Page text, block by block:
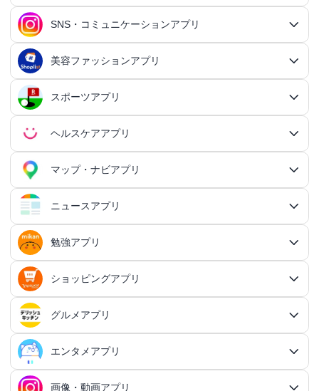
シミュレーションRPGアプリ
ダンジョンRPGアプリ
MMORPGアプリ
放置系RPGアプリ
美少女RPGアプリ
カードRPGアプリ
クイズRPGアプリ
カジュアルRPGアプリ
3Dアクションアプリ
アクションRPGアプリ
シューティングゲームアプリ
MOBAアプリ
ステルスゲームアプリ
シミュレーションアプリ総合
育成シミュレーションアプリ
戦略シミュレーションアプリ
箱庭シミュレーションアプリ
恋愛シミュレーションアプリ
メタバース体験シミュレーションゲームアプリ
対戦・協力ゲームアプリ
対戦・協力ゲームアプリ総合
オンライン対戦アプリ
協力・マルチプレイアプリ
シューティングゲームアプリ
シューティングゲームアプリ総合
FPSアプリ
オンラインシューティングアプリ
縦スクシューティングアプリ
横スクシューティングアプリ
スナイパーゲームアプリ
フライトシューティングアプリ
アドベンチャーゲームアプリ
アドベンチャーゲームアプリ総合
ミステリーアドベンチャーアプリ
ホラーアドベンチャーアプリ
サウンドノベルアプリ
サバイバルアドベンチャーアプリ
パズル・脳トレアプリ
パズル・脳トレアプリ総合
パズルゲームアプリ
脱出ゲームアプリ
脳トレゲームアプリ
推理ゲームアプリ
間違い探し・探し物ゲームアプリ
音楽ゲームアプリ
音楽ゲームアプリ総合
手持ち曲で遊ぶ音ゲーアプリ
ボカロ曲収録音ゲーアプリ
リズムタップゲームアプリ
オープンワールドアプリ
オープンワールドアプリ総合
3Dサンドボックスアプリ
カジュアルゲームアプリ
クレーンゲームアプリ
放置系ゲームアプリ
バカゲー・奇ゲーアプリ
萌え系カジュアルゲームアプリ
育成ゲームアプリ
育成ゲームアプリ総合
恋愛ゲームアプリ
恋愛ゲームアプリ総合
乙女系恋愛ゲームアプリ
男性向け恋愛ゲームアプリ
キャラゲーアプリ
ポケモンアプリ
ドラクエアプリ
スポーツゲームアプリ
スポーツゲームアプリ総合
野球ゲームアプリ
ふるさと納税アプリ
貯金アプリ
スマホ決済アプリ
投資アプリ
確定申告アプリ
ギャンブルの管理アプリ
交換日記アプリ
写真カレンダーアプリ
鍵付き日記アプリ
シンプルな日記アプリ
終活アプリ
行動記録アプリ
行動記録アプリ総合
習慣化アプリ
ポイ活アプリ
ポイ活アプリ総合
レシートポイ活アプリ
歩いてお金を稼ぐアプリ
登録でお金がもらえるアプリ
動画を見るだけで稼ぐアプリ
ポイ活ニュースアプリ
スケジューラ・時計アプリ
カレンダーアプリ
リマインダーアプリ
時計アプリ
タイマーアプリ
ライフログアプリ
持ち物管理アプリ
生理周期アプリ
体重管理アプリ
血圧記録アプリ
体温記録アプリ
趣味記録アプリ
家事アプリ総合
掃除アプリ
洗濯アプリ
家事分担アプリ
育児アプリ
育児アプリ総合
育児記録アプリ
知育アプリ
子育てSNSアプリ
授乳・離乳食の管理アプリ
防犯アプリ
防犯アプリ総合
防犯ブザーアプリ
防災アプリ
緊急地震速報アプリ
安否確認アプリ
防災マップアプリ
メモアプリ
メモアプリ総合
原稿用紙アプリ
手書きメモアプリ
電卓アプリ
電卓アプリ総合
時間計算機アプリ
単価計算アプリ
インテリアアプリ
知恵袋・雑学アプリ
タスク管理アプリ総合
個人タスク管理アプリ
タスク共有アプリ
プロジェクト管理アプリ
QRコードアプリ
QRコード作成アプリ
janコード検索アプリ
OCRアプリ
OCRアプリ総合
翻訳カメラアプリ
議事録アプリ
議事録アプリ総合
文字起こしアプリ
高音質ボイスレコーダーアプリ
顧客管理アプリ
ファイル管理アプリ総合
クラウド保存・共有アプリ
PDFアプリ
ファイルマネージャーアプリ
オフィスソフトアプリ
名刺管理アプリ総合
会計アプリ
会計アプリ総合
請求書アプリ
経費精算アプリ
小売・卸売支援ツールアプリ
在庫管理アプリ
レジアプリ
思考整理アプリ
マインドマップアプリ
マンダラチャートアプリ
ランダム単語アプリ
転職アプリ
転職アプリ総合
建築アプリ
建築アプリ総合
マッチングアプリ
マッチングアプリ総合
20代向けマッチングアプリ
30代向けマッチングアプリ
40代向けマッチングアプリ
60代・シニア向けマッチングアプリ
出会いアプリ
カップルアプリ
カップルアプリ総合
記念日アプリ
デートアプリ
デートスポットアプリ
恋愛診断アプリ
恋愛相談アプリ
女性の悩み解決アプリ
カスタマイズアプリ総合
IFTTTアプリ
オートクリッカーアプリ
ネットワークアプリ
スピードテストアプリ
VPNアプリ
テザリングアプリ
スマホ最適化アプリ総合
メモリの確認／解放アプリ
セキュリティアプリ
パスワード管理アプリ
セキュリティ対策アプリ
VPNアプリ
覗き見防止アプリ
キーボードアプリ
文字起こしアプリ
顔文字・絵文字アプリ
日本語入力アプリ
クリップボードアプリ
定型文アプリ
ホーム画面アプリ
ウィジェットカスタマイズアプリ
ロック画面カスタマイズアプリ
画面録画アプリ
音の設定アプリ
録音アプリ
着信音アプリ
音楽編集アプリ
テキスト読み上げアプリ
SNS・コミュニケーションアプリ
SNS・コミュニケーションアプリ総合
SNSアプリ
X（Twitter）アプリ
LINEアプリ
マストドンアプリ
写真投稿SNSアプリ
動画投稿SNSアプリ
Instagramアプリ
オタクSNSアプリ
メールアプリ
フリーメールアプリ
チャットアプリ
チャットアプリ総合
お絵描きチャットアプリ
ランダムチャットアプリ
ボイス・ビデオチャットアプリ
電話アプリ
電話アプリ総合
ビデオ通話アプリ
電話帳アプリ
国際電話アプリ
掲示板アプリ
掲示板アプリ総合
ゲーム募集アプリ
地元コミュニティアプリ
アイコン画像アプリ
アイコン画像アプリ総合
アバター・似顔絵アプリ
年賀状・カードアプリ
年賀状アプリ
住所録アプリ
ポストカードアプリ
イベント企画アプリ
イベント企画アプリ総合
AI彼氏・彼女アプリ
AI彼氏・彼女アプリ総合
美容ファッションアプリ
美容ファッションアプリ総合
ヘア・メイク・ネイルアプリ
メイク・スキンケアアプリ
ファッションアプリ
コーデの参考アプリ
服デザインアプリ
着回し術アプリ
ボディケア・エステアプリ
女性向けダイエットアプリ
整形アプリ
スポーツアプリ
スポーツアプリ総合
陸上競技アプリ
ウォーキングアプリ
ランニングアプリ
自転車アプリ
ジョギング・サイクリングの道を記録アプリ
テニスアプリ
ライトアプリ
ライトアプリ総合
野球アプリ
野球アプリ総合
プロ野球速報アプリ
野球スコアアプリ
ボウリングアプリ
ボウリングゲームアプリ
速度計測アプリ
速度計測アプリ総合
スピードメーターアプリ
球技アプリ
ヘルスケアアプリ
ヘルスケアアプリ総合
健康管理アプリ
健康管理アプリ総合
体重管理アプリ
食事管理アプリ
睡眠アプリ
ウォーキングアプリ
血圧記録アプリ
妊娠・出産アプリ
認知症・物忘れ防止アプリ
認知症・物忘れ防止アプリ総合
ダイエットアプリ
ダイエットアプリ総合
体重管理アプリ
食事管理アプリ
身体測定アプリ
身体測定アプリ総合
マップ・ナビアプリ
マップ・ナビアプリ総合
ドライブアプリ
ドライブアプリ総合
バイクナビアプリ
道路交通情報アプリ
安全運転アプリ
鉄道アプリ
駅構内案内アプリ
電車の運行情報アプリ
旅行アプリ
旅行アプリ総合
観光アプリ
ホテル検索アプリ
飲食店検索アプリ
飲食店検索アプリ総合
おでかけ情報アプリ
ニュースアプリ
ニュースアプリ総合
スポーツニュースアプリ
スポーツニュースアプリ総合
サッカー情報アプリ
プロ野球速報アプリ
競馬情報アプリ
天気アプリ
勉強アプリ
勉強アプリ総合
語学アプリ
語学アプリ総合
英語アプリ
資格アプリ
勉強効率化アプリ
ショッピングアプリ
ショッピングアプリ総合
フリマアプリ
フリマアプリ総合
ファッションブランド・ショップ公式アプリ
グルメアプリ
グルメアプリ総合
料理アプリ
エンタメアプリ
画像・動画アプリ